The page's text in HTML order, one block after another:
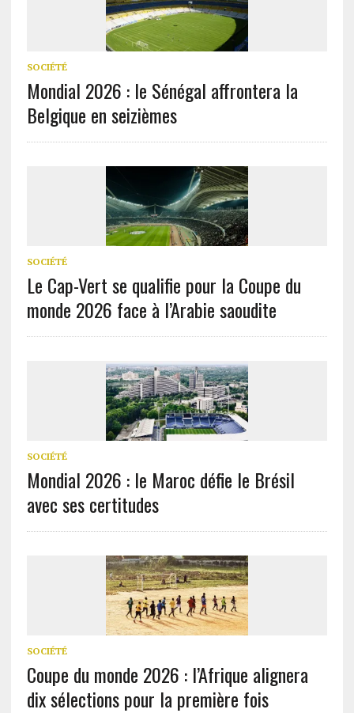
SOCIÉTÉ
Mondial 2026 : le Sénégal affrontera la
Belgique en seizièmes
SOCIÉTÉ
Le Cap-Vert se qualifie pour la Coupe du
monde 2026 face à l’Arabie saoudite
SOCIÉTÉ
Mondial 2026 : le Maroc défie le Brésil
avec ses certitudes
SOCIÉTÉ
Coupe du monde 2026 : l’Afrique alignera
dix sélections pour la première fois